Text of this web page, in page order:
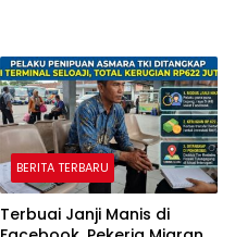
BERITA TERBARU
Terbuai Janji Manis di